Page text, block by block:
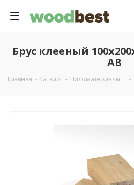
Брус клееный
АВ
Главная - Каталог - Пиломатериалы -